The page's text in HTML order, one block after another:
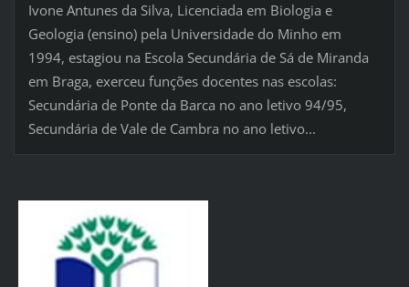
Ivone Antunes da Silva, Licenciada em Biologia e
Geologia (ensino) pela Universidade do Minho em
1994, estagiou na Escola Secundária de Sá de Miranda
em Braga, exerceu funções docentes nas escolas:
Secundária de Ponte da Barca no ano letivo 94/95,
Secundária de Vale de Cambra no ano letivo...